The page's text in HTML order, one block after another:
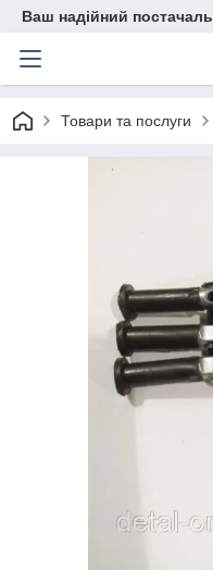
Ваш надійний
Товари та послуги